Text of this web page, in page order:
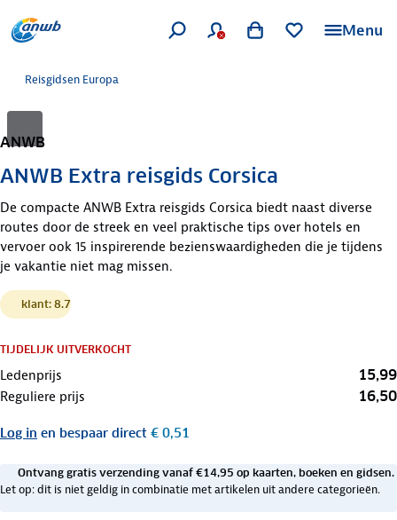
Menu
Reisgidsen Europa
ANWB
ANWB Extra reisgids Corsica
De compacte ANWB Extra reisgids Corsica biedt naast diverse
routes door de streek en veel praktische tips over hotels en
vervoer ook 15 inspirerende bezienswaardigheden die je tijdens
je vakantie niet mag missen.
klant: 8.7
TIJDELIJK UITVERKOCHT
Ledenprijs 15,99
Reguliere prijs 16,50
Log in en bespaar direct € 0,51
Ontvang gratis verzending vanaf €14,95 op kaarten, boeken en gidsen.
Let op: dit is niet geldig in combinatie met artikelen uit andere categorieën.